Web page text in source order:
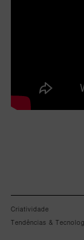
Criatividade
Tendências &